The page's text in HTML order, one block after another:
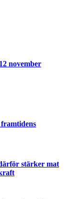
november
stärker mat